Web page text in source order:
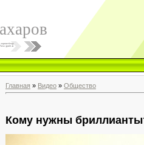
Главная » Видео » Общество
Кому нужны